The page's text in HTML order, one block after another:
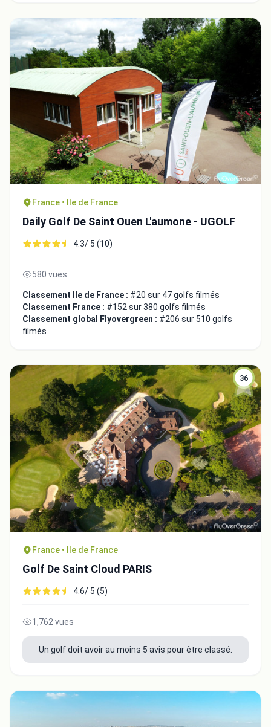
France • Ile de France
Daily Golf De Saint Ouen L'aumone - UGOLF
4.3/ 5 (10)
580 vues
Classement Ile de France : #20 sur 47 golfs filmés
Classement France : #152 sur 380 golfs filmés
Classement global Flyovergreen : #206 sur 510 golfs
filmés
36
France • Ile de France
Golf De Saint Cloud PARIS
4.6/ 5 (5)
1,762 vues
Un golf doit avoir au moins 5 avis pour être classé.